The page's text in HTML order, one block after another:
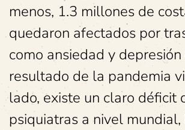
menos, 1.3 millones de
quedaron afectados por
como ansiedad y depresión
resultado de la pandemia
lado, existe un claro déficit
psiquiatras a nivel